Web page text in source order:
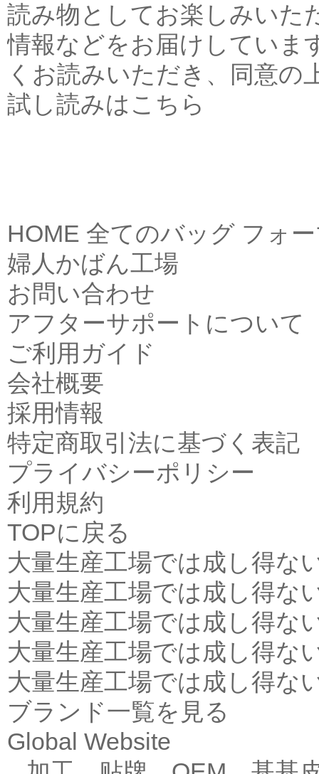
読み物としてお楽しみいた
情報などをお届けしていま
くお読みいただき、同意の
試し読みはこちら
HOME 全てのバッグ フォ
婦人かばん工場
お問い合わせ
アフターサポートについて
ご利用ガイド
会社概要
採用情報
特定商取引法に基づく表記
プライバシーポリシー
利用規約
TOPに戻る
大量生産工場では成し得な
大量生産工場では成し得な
大量生産工場では成し得な
大量生産工場では成し得な
大量生産工場では成し得な
ブランド一覧を見る
Global Website